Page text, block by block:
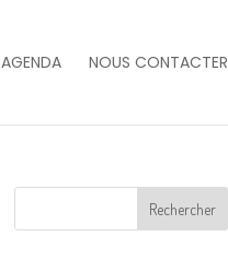
AGENDA NOUS CONTACTER